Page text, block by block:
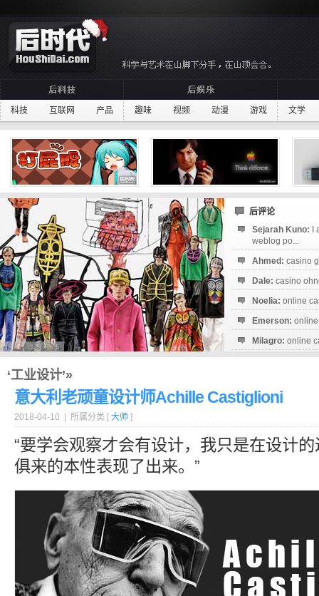
科技 互联网 产品 趣味 视频 动漫 游戏 文学
后评论
Sejarah Kuno:
weblog po...
Ahmed: casino
Dale: casino
Noelia: online
Emerson:
Milagro: online
‘工业设计’»
意大利老顽童设计师Achille Castiglioni
2018-04-10 | 所属分类 [ 大师 ]
“要学会观察才会有设计，我只是在设计
俱来的本性表现了出来。”